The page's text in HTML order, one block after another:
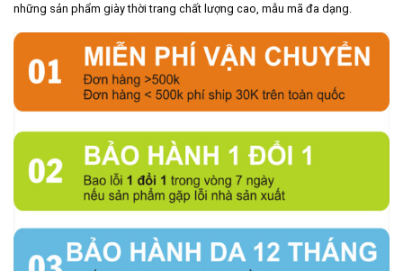
những sản phẩm giày thời trang chất lượng cao, mẫu mã đa dạng.